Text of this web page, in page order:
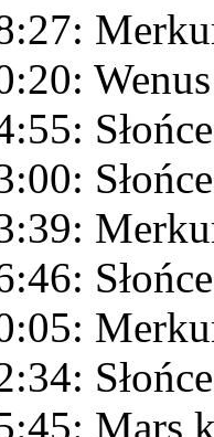
Mars